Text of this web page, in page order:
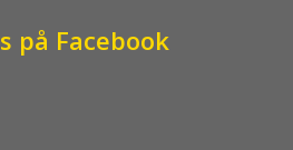
på Facebook